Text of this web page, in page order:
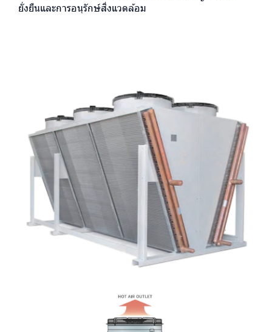
ยั่งยืนและการอนุรักษ์สิ่งแวดล้อม